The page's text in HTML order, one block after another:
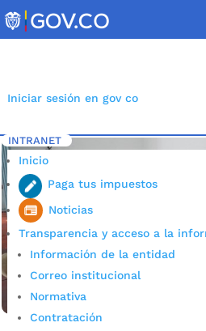
to
content
Iniciar sesión en gov co
INTRANET
Inicio
Paga tus impuestos
Noticias
Transparencia y acceso a la
Información de la entidad
Correo institucional
Normativa
Contratación
Inicio 5 Etiqueta: SISBEN